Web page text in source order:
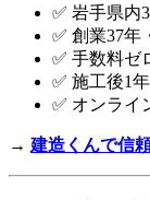
✅ 岩手県内
✅ 創業37年
✅ 手数料ゼ
✅ 施工後1
✅ オンライ
→ 建造くんで信